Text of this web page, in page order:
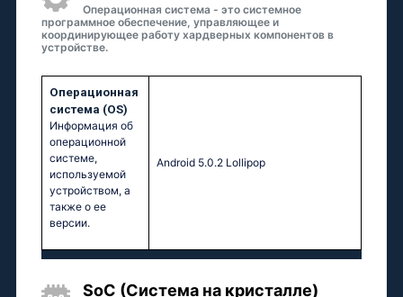
Операционная система - это системное
программное обеспечение, управляющее и
координирующее работу хардверных компонентов в
устройстве.
Oперационная
система (OS)
Информация об
операционной
системе,
используемой
устройством, а
также о ее
версии.
Аndrоid 5.0.2 Lоlliрор
SoC (Система на кристалле)